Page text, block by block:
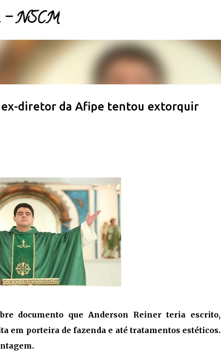
- NSCM
ex-diretor da Afipe tentou extorquir
documento que Anderson Reiner teria escrito,
em porteira de fazenda e até tratamentos estéticos.